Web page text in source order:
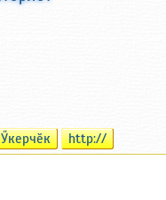
Ӳкерчӗк http://